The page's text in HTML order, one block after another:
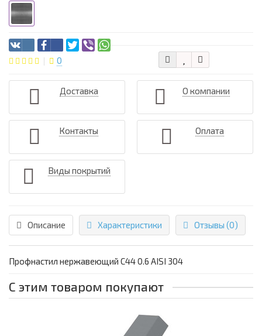
0
Доставка О компании
Контакты Оплата
Виды покрытий
Описание Характеристики Отзывы (0)
Профнастил нержавеющий С44 0.6 AISI 304
С этим товаром покупают